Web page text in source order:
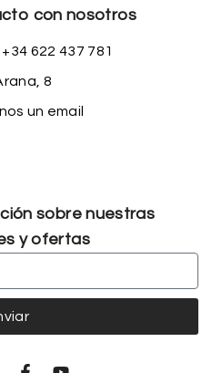
con nosotros
622 437 781
8
un email
sobre nuestras
y ofertas